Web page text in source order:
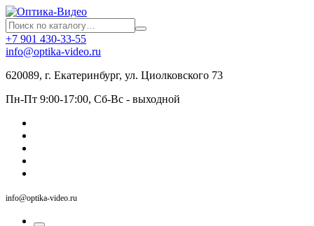
+7 901 430-33-55
info@optika-video.ru
620089, г. Екатеринбург, ул. Циолковского 73
Пн-Пт 9:00-17:00, Сб-Вс - выходной
info@optika-video.ru